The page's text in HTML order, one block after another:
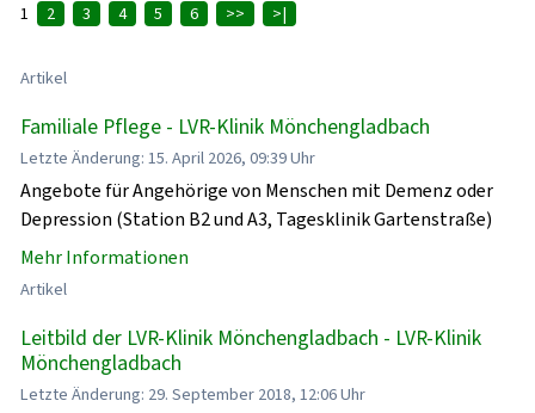
1 2 3 4 5 6 >> >|
Artikel
Familiale Pflege - LVR-Klinik Mönchengladbach
Letzte Änderung: 15. April 2026, 09:39 Uhr
Angebote für Angehörige von Menschen mit Demenz oder
Depression (Station B2 und A3, Tagesklinik Gartenstraße)
Mehr Informationen
Artikel
Leitbild der LVR-Klinik Mönchengladbach - LVR-Klinik
Mönchengladbach
Letzte Änderung: 29. September 2018, 12:06 Uhr